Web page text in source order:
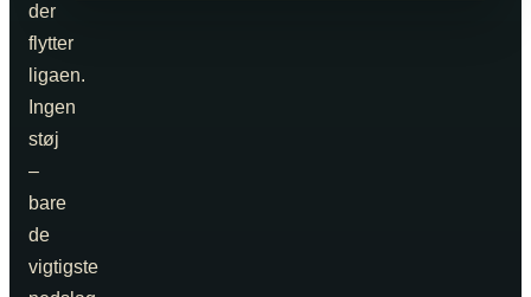
der
flytter
ligaen.
Ingen
støj
–
bare
de
vigtigste